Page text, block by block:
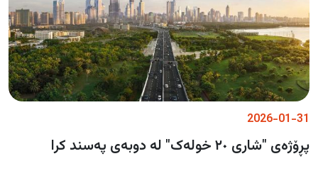
2026-01-31
پڕۆژەی "شاری ٢٠ خولەک" لە دوبەی پەسند کرا